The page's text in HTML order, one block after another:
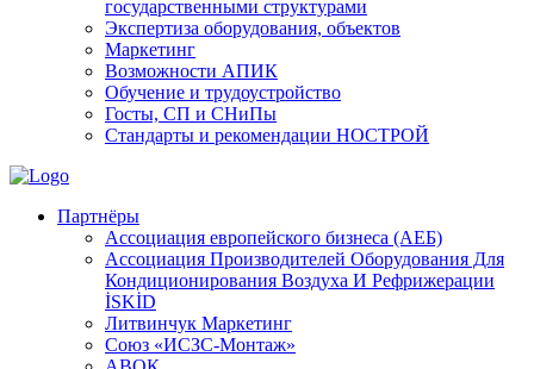
государственными структурами
Экспертиза оборудования, объектов
Маркетинг
Возможности АПИК
Обучение и трудоустройство
Госты, СП и СНиПы
Стандарты и рекомендации НОСТРОЙ
Партнёры
Ассоциация европейского бизнеса (АЕБ)
Aссоциация Производителей Оборудования Для
Кондиционирования Воздуха И Рефрижерации
İSKİD
Литвинчук Маркетинг
Союз «ИСЗС-Монтаж»